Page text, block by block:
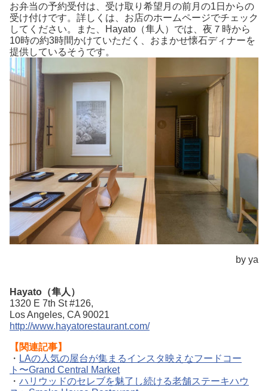
お弁当の予約受付は、受け取り希望月の前月の1日からの
受け付けです。詳しくは、お店のホームページでチェック
してください。また、Hayato（隼人）では、夜７時から
10時の約3時間かけていただく、おまかせ懐石ディナーを
提供しているそうです。
by ya
Hayato（隼人）
1320 E 7th St #126,
Los Angeles, CA 90021
http://www.hayatorestaurant.com/
【関連記事】
・ LAの人気の屋台が集まるインスタ映えなフードコー
ト〜Grand Central Market
・ ハリウッドのセレブを魅了し続ける老舗ステーキハウ